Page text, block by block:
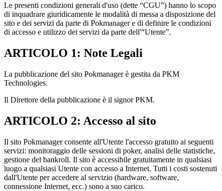
Le presenti condizioni generali d'uso (dette “CGU”) hanno lo scopo
di inquadrare giuridicamente le modalità di messa a disposizione del
sito e dei servizi da parte di Pokmanager e di definire le condizioni
di accesso e utilizzo dei servizi da parte dell'“Utente”.
ARTICOLO 1: Note Legali
La pubblicazione del sito Pokmanager è gestita da PKM
Technologies.
Il Direttore della pubblicazione è il signor PKM.
ARTICOLO 2: Accesso al sito
Il sito Pokmanager consente all'Utente l'accesso gratuito ai seguenti
servizi: monitoraggio delle sessioni di poker, analisi delle statistiche,
gestione del bankroll. Il sito è accessibile gratuitamente in qualsiasi
luogo a qualsiasi Utente con accesso a Internet. Tutti i costi sostenuti
dall'Utente per accedere al servizio (hardware, software,
connessione Internet, ecc.) sono a suo carico.